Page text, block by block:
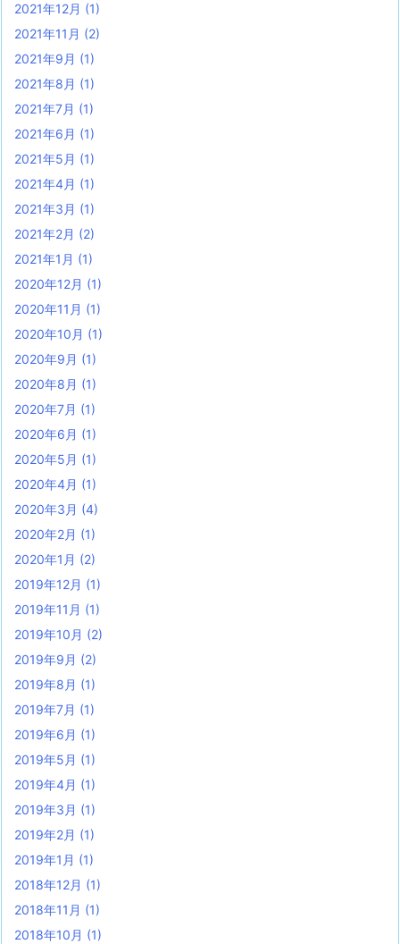
2021年12月 (1)
2021年11月 (2)
2021年9月 (1)
2021年8月 (1)
2021年7月 (1)
2021年6月 (1)
2021年5月 (1)
2021年4月 (1)
2021年3月 (1)
2021年2月 (2)
2021年1月 (1)
2020年12月 (1)
2020年11月 (1)
2020年10月 (1)
2020年9月 (1)
2020年8月 (1)
2020年7月 (1)
2020年6月 (1)
2020年5月 (1)
2020年4月 (1)
2020年3月 (4)
2020年2月 (1)
2020年1月 (2)
2019年12月 (1)
2019年11月 (1)
2019年10月 (2)
2019年9月 (2)
2019年8月 (1)
2019年7月 (1)
2019年6月 (1)
2019年5月 (1)
2019年4月 (1)
2019年3月 (1)
2019年2月 (1)
2019年1月 (1)
2018年12月 (1)
2018年11月 (1)
2018年10月 (1)